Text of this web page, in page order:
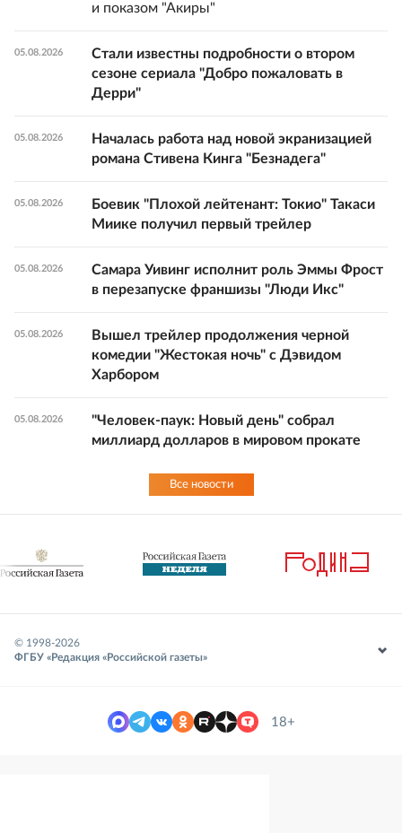
и показом "Акиры"
05.08.2026
Стали известны подробности о втором
сезоне сериала "Добро пожаловать в
Дерри"
05.08.2026
Началась работа над новой экранизацией
романа Стивена Кинга "Безнадега"
05.08.2026
Боевик "Плохой лейтенант: Токио" Такаси
Миике получил первый трейлер
05.08.2026
Самара Уивинг исполнит роль Эммы Фрост
в перезапуске франшизы "Люди Икс"
05.08.2026
Вышел трейлер продолжения черной
комедии "Жестокая ночь" с Дэвидом
Харбором
05.08.2026
"Человек-паук: Новый день" собрал
миллиард долларов в мировом прокате
Все новости
© 1998-2026
ФГБУ «Редакция «Российской газеты»
18+